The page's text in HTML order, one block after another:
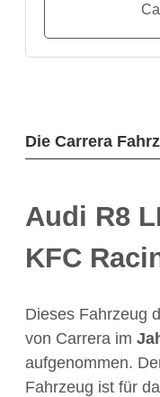
Die Carrera
Audi R8
KFC
Dieses Fahrzeug
von Carrera im
aufgenommen.
Fahrzeug ist für